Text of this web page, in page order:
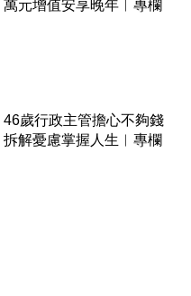
萬元增值安享晚年︳專欄
46歲行政主管擔心不夠錢
拆解憂慮掌握人生︳專欄